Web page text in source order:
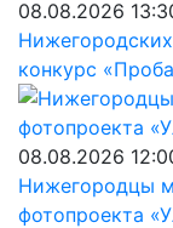
08.08.2026
конкурс
08.08.2026
Нижегородцы
фотопроекта